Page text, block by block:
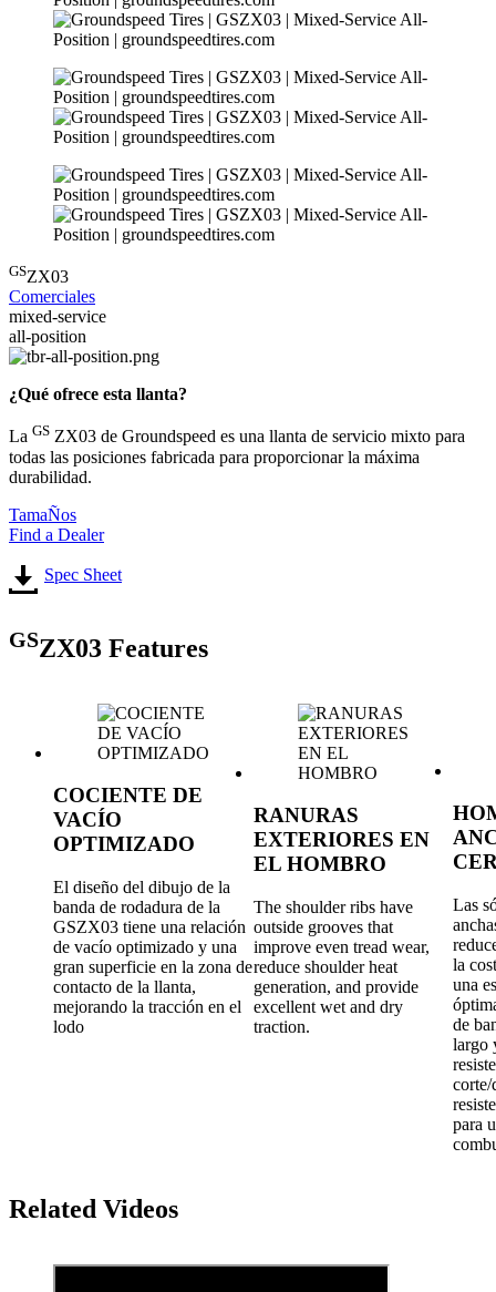
GSZX03
Comerciales
mixed-service
all-position
¿Qué ofrece esta llanta?
La GS ZX03 de Groundspeed es una llanta de servicio mixto para
todas las posiciones fabricada para proporcionar la máxima
durabilidad.
TamaÑos
Find a Dealer
Spec Sheet
GSZX03 Features
COCIENTE DE
VACÍO
OPTIMIZADO
El diseño del dibujo de la
banda de rodadura de la
GSZX03 tiene una relación
de vacío optimizado y una
gran superficie en la zona de
contacto de la llanta,
mejorando la tracción en el
lodo
RANURAS
EXTERIORES EN
EL HOMBRO
The shoulder ribs have
outside grooves that
improve even tread wear,
reduce shoulder heat
generation, and provide
excellent wet and dry
traction.
Las
la
una
de
largo
corte/
para
Related Videos